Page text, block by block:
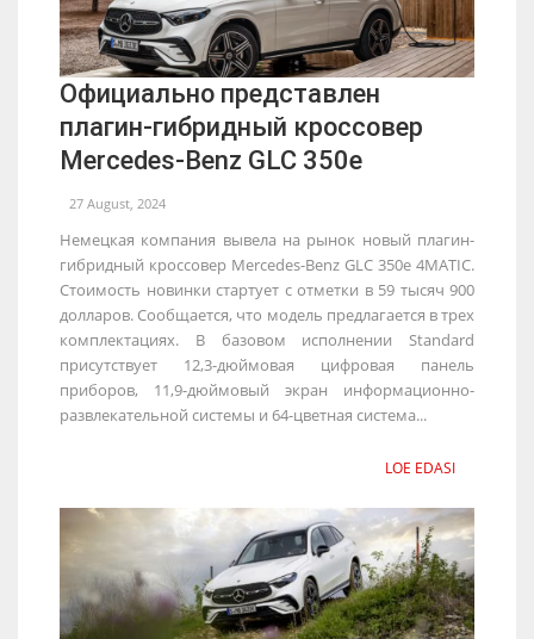
Официально представлен
плагин-гибридный кроссовер
Mercedes-Benz GLC 350e
27 August, 2024
Немецкая компания вывела на рынок новый плагин-
гибридный кроссовер Mercedes-Benz GLC 350e 4MATIC.
Стоимость новинки стартует с отметки в 59 тысяч 900
долларов. Сообщается, что модель предлагается в трех
комплектациях. В базовом исполнении Standard
присутствует 12,3-дюймовая цифровая панель
приборов, 11,9-дюймовый экран информационно-
развлекательной системы и 64-цветная система...
LOE EDASI